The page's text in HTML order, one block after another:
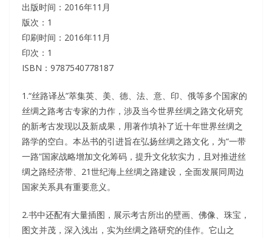
出版时间：2016年11月
版次：1
印刷时间：2016年11月
印次：1
ISBN：9787540778187
1.“丝路译丛”萃集英、美、德、法、意、印、俄等多个国家的
丝绸之路考古专家的力作，涉及当今世界丝绸之路文化研究
的新考古发现以及新成果，用著作填补了近十年世界丝绸之
路学的空白。本丛书的引进旨在弘扬丝绸之路文化，为“一带
一路”国家战略增加文化筹码，提升文化软实力，且对推进丝
绸之路经济带、21世纪海上丝绸之路建设，全面发展同周边
国家关系具有重要意义。
2.书中还配有大量插图，展示考古所出的壁画、佛像、珠宝，
图文并茂，深入浅出，实为丝绸之路研究的佳作。它山之